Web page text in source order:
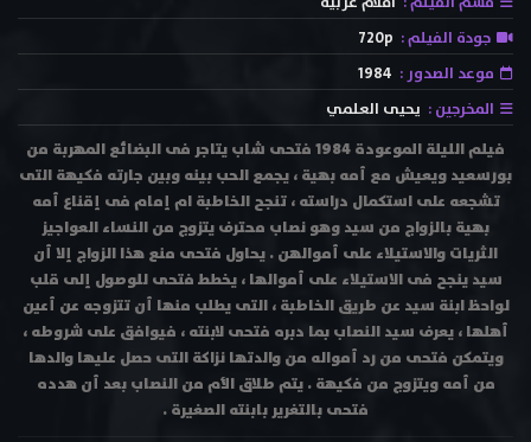
جودة الفيلم : 720p
موعد الصدور : 1984
المخرجين : يحيى العلمي
فيلم الليلة الموعودة 1984 فتحى شاب يتاجر فى البضائع المهربة من
بورسعيد ويعيش مع أمه بهية ، يجمع الحب بينه وبين جارته فكيهة التى
تشجعه على استكمال دراسته ، تنجح الخاطبة ام إمام فى إقناع أمه
بهية بالزواج من سيد وهو نصاب محترف يتزوج من النساء العواجيز
الثريات والاستيلاء على أموالهن . يحاول فتحى منع هذا الزواج إلا أن
سيد ينجح فى الاستيلاء على أموالها ، يخطط فتحى للوصول إلى قلب
لواحظ ابنة سيد عن طريق الخاطبة ، التى يطلب منها أن تتزوجه عن أعين
أهلها ، يعرف سيد النصاب بما دبره فتحى لابنته ، فيوافق على شروطه ،
ويتمكن فتحى من رد أمواله من والدتها نزاكة التى حصل عليها والدها
من أمه ويتزوج من فكيهة . يتم طلاق الأم من النصاب بعد أن هدده
فتحى بالتغرير بابنته الصغيرة .